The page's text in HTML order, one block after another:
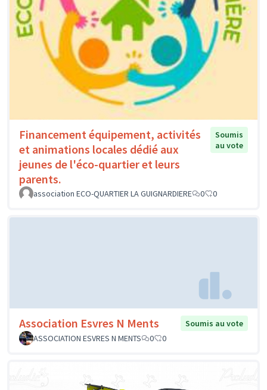
Financement équipement, activités
et animations locales dédié aux
jeunes de l'éco-quartier et leurs
parents.
Soumis
au vote
association ECO-QUARTIER LA GUIGNARDIERE 0 0
Association Esvres N Ments
Soumis au vote
ASSOCIATION ESVRES N MENTS
0 0